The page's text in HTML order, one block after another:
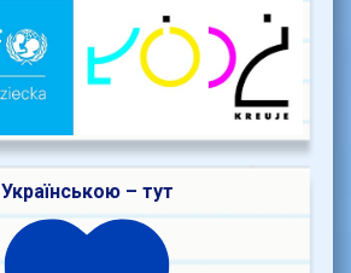
Українською – тут